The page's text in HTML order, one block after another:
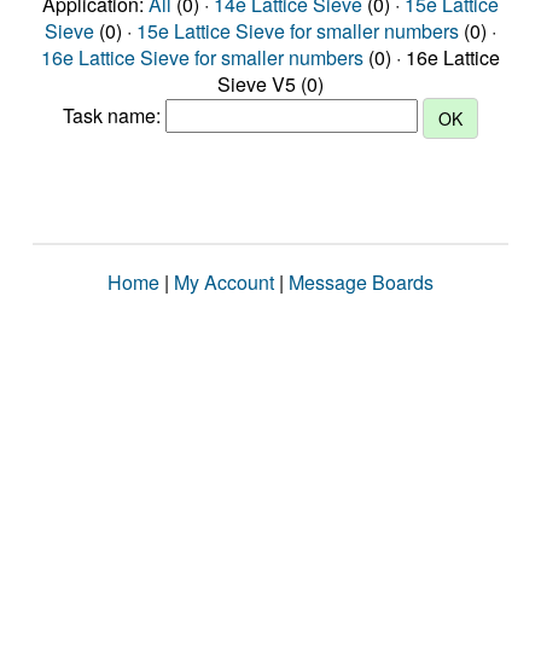
Sieve (0) · 15e Lattice Sieve for smaller numbers (0) ·
16e Lattice Sieve for smaller numbers (0) · 16e Lattice
Sieve V5 (0)
Task name:
Home | My Account | Message Boards